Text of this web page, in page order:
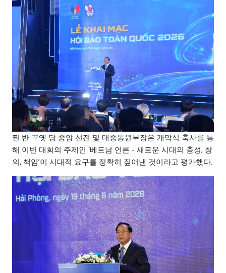
찐 반 꾸옛 당 중앙 선전 및 대중동원부장은 개막식 축사를 통
해 이번 대회의 주제인 ‘베트남 언론 - 새로운 시대의 충성, 창
의, 책임’이 시대적 요구를 정확히 짚어낸 것이라고 평가했다.